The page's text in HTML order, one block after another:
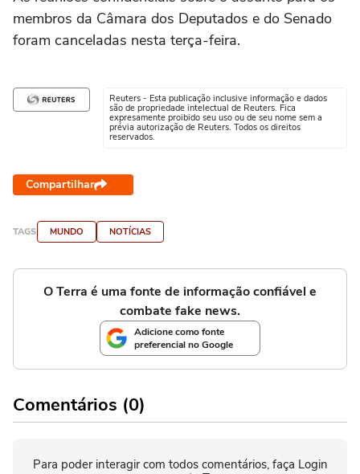
membros da Câmara dos Deputados e do Senado
foram canceladas nesta terça-feira.
Reuters - Esta publicação inclusive informação e dados
são de propriedade intelectual de Reuters. Fica
expresamente proibido seu uso ou de seu nome sem a
prévia autorização de Reuters. Todos os direitos
reservados.
Compartilhar
TAGS MUNDO NOTÍCIAS
O Terra é uma fonte de informação confiável e
combate fake news.
Adicione como fonte
preferencial no Google
Comentários (0)
Para poder interagir com todos comentários, faça Login